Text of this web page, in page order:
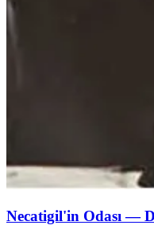
Necatigil'in Odası —